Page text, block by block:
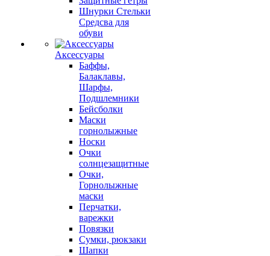
Шнурки Стельки
Средсва для
обуви
Аксессуары
Баффы,
Балаклавы,
Шарфы,
Подшлемники
Бейсболки
Маски
горнолыжные
Носки
Очки
солнцезащитные
Очки,
Горнолыжные
маски
Перчатки,
варежки
Повязки
Сумки, рюкзаки
Шапки